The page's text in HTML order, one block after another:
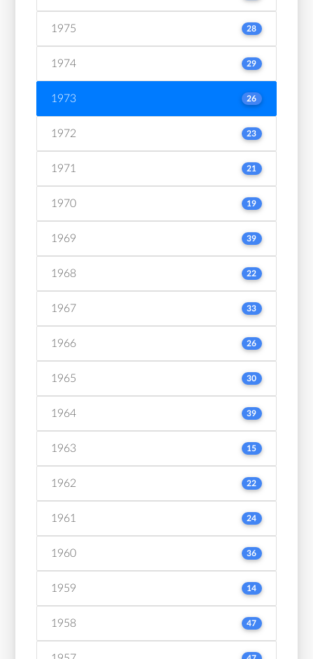
1975 28
1974 29
1973 26
1972 23
1971 21
1970 19
1969 39
1968 22
1967 33
1966 26
1965 30
1964 39
1963 15
1962 22
1961 24
1960 36
1959 14
1958 47